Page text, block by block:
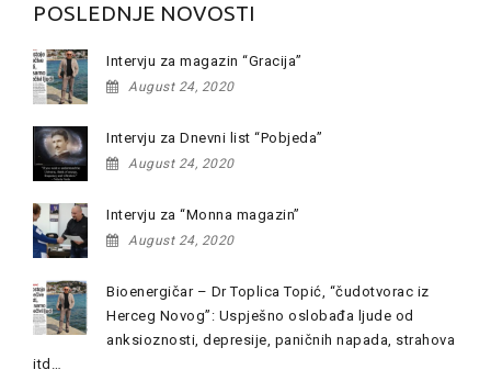
POSLEDNJE NOVOSTI
Intervju za magazin “Gracija”
August 24, 2020
Intervju za Dnevni list “Pobjeda”
August 24, 2020
Intervju za “Monna magazin”
August 24, 2020
Bioenergičar – Dr Toplica Topić, “čudotvorac iz
Herceg Novog”: Uspješno oslobađa ljude od
anksioznosti, depresije, paničnih napada, strahova
itd…